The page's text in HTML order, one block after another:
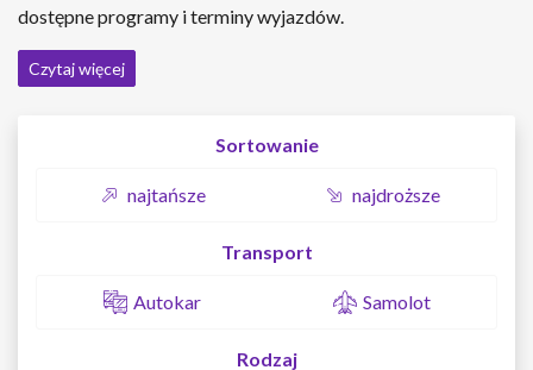
dostępne programy i terminy wyjazdów.
Czytaj więcej
Sortowanie
najtańsze najdroższe
Transport
Autokar Samolot
Rodzaj